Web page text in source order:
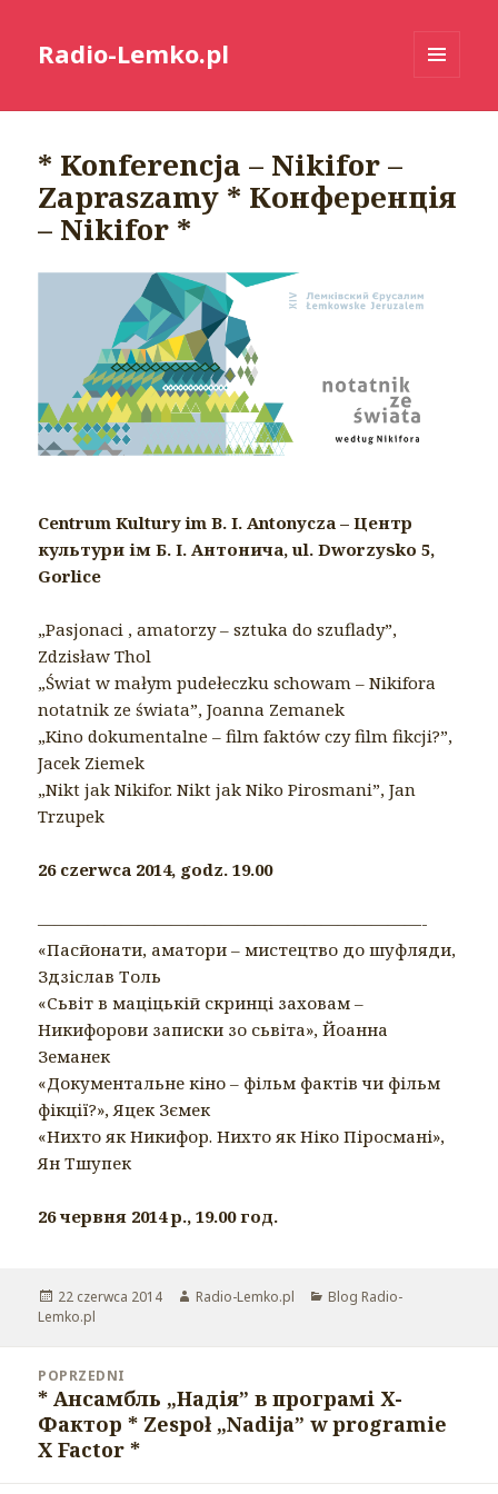
Radio-Lemko.pl
* Konferencja – Nikifor –
Zapraszamy * Конференція
– Nikifor *
Centrum Kultury im B. I. Antonycza – Центр
культури ім Б. І. Антонича, ul. Dworzysko 5,
Gorlice
„Pasjonaci , amatorzy – sztuka do szuflady”,
Zdzisław Thol
„Świat w małym pudełeczku schowam – Nikifora
notatnik ze świata”, Joanna Zemanek
„Kino dokumentalne – film faktów czy film fikcji?”,
Jacek Ziemek
„Nikt jak Nikifor. Nikt jak Niko Pirosmani”, Jan
Trzupek
26 czerwca 2014, godz. 19.00
———————————————————————-
«Пасйонати, аматори – мистецтво до шуфляди,
Здзіслав Толь
«Сьвіт в маціцькій скринці заховам –
Никифорови записки зо сьвіта», Йоанна
Земанек
«Документальне кіно – фільм фактів чи фільм
фікції?», Яцек Зємек
«Нихто як Никифор. Нихто як Ніко Піросмані»,
Ян Тшупек
26 червня 2014 р., 19.00 год.
Opublikowano
22 czerwca 2014 Autor
Radio-Lemko.pl Kategorie
Blog Radio-
Lemko.pl
wpisu
POPRZEDNI
Poprzedni
wpis:
* Ансамбль „Надiя” в програмi Х-
Фактор * Zespoł „Nadija” w programie
X Factor *